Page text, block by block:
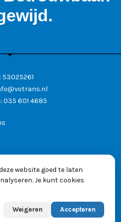
53025261
035 601 4685
website goed te laten
Je kunt cookies
Weigeren Accepteren